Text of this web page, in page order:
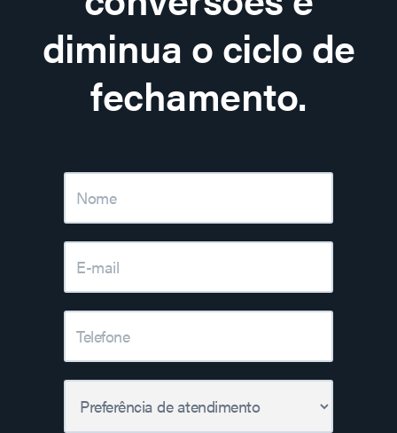
diminua o ciclo de
fechamento.